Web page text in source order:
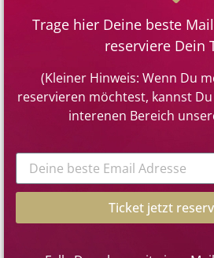
Trage hier Deine beste
reserviere Dein
(Kleiner Hinweis: Wenn Du
reservieren möchtest, kannst
interenen Bereich
Ticket jetzt